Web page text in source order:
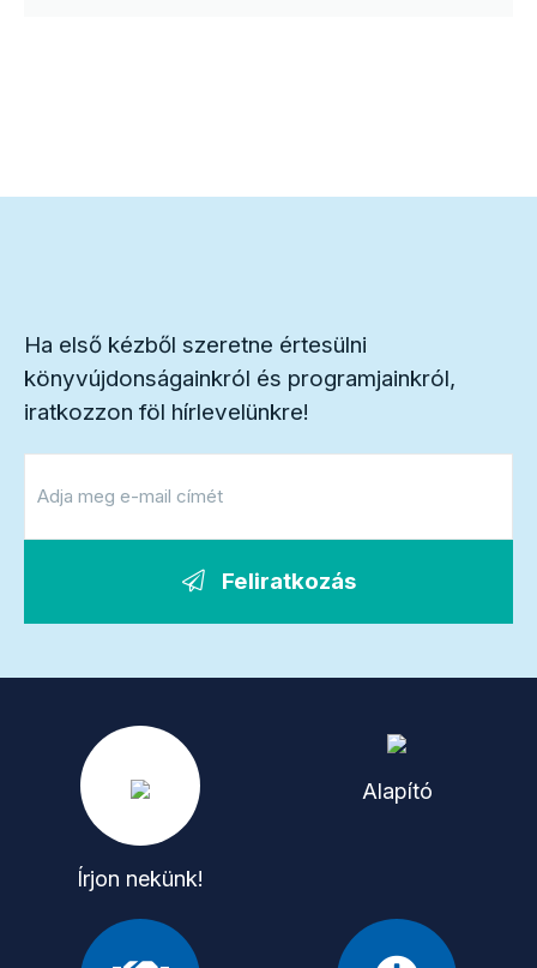
Ha első kézből szeretne értesülni
könyvújdonságainkról és programjainkról,
iratkozzon föl hírlevelünkre!
Feliratkozás
Írjon nekünk!
Alapító